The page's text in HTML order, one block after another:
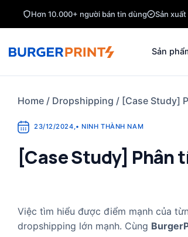
Hơn 10.000+ người bán tin dùng Sản
Sản
Home / Dropshipping / [Case Study]
23/12/2024,• NINH THÀNH NAM
[Case Study] Phân
Việc tìm hiểu được điểm mạnh của
dropshipping lớn mạnh. Cùng